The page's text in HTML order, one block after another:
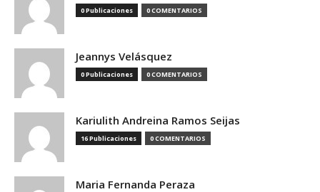
0 Publicaciones 0 COMENTARIOS
Jeannys Velásquez
0 Publicaciones 0 COMENTARIOS
Kariulith Andreina Ramos Seijas
16 Publicaciones 0 COMENTARIOS
Maria Fernanda Peraza